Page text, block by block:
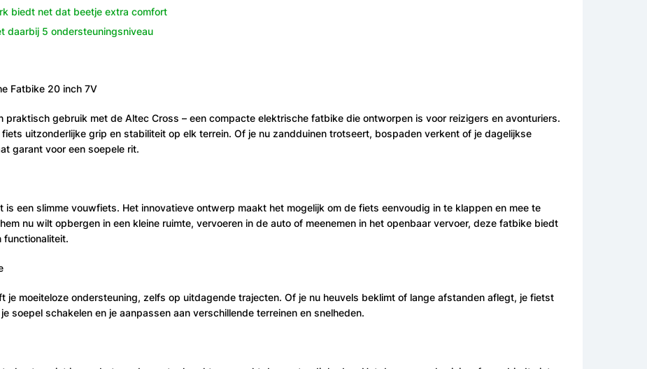
biedt net dat beetje extra comfort
daarbij 5 ondersteuningsniveau
Fatbike 20 inch 7V
praktisch gebruik met de Altec Cross – een compacte elektrische fatbike die ontworpen is voor reizigers en avonturiers.
uitzonderlijke grip en stabiliteit op elk terrein. Of je nu zandduinen trotseert, bospaden verkent of je dagelijkse
garant voor een soepele rit.
is een slimme vouwfiets. Het innovatieve ontwerp maakt het mogelijk om de fiets eenvoudig in te klappen en mee te
nu wilt opbergen in een kleine ruimte, vervoeren in de auto of meenemen in het openbaar vervoer, deze fatbike biedt
functionaliteit.
je moeiteloze ondersteuning, zelfs op uitdagende trajecten. Of je nu heuvels beklimt of lange afstanden aflegt, je fietst
soepel schakelen en je aanpassen aan verschillende terreinen en snelheden.